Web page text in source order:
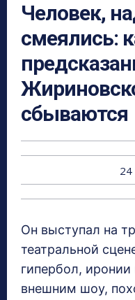
Человек,
смеялись:
сбываются
Он выступал на
театральной
гипербол, иронии
внешним шоу,